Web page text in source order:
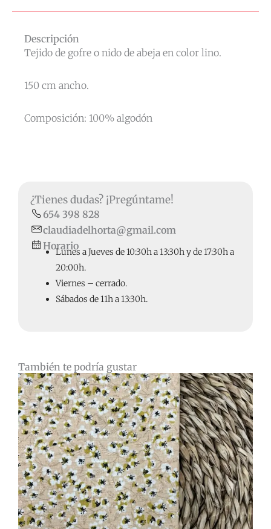
Descripción
Tejido de gofre o nido de abeja en color lino.
150 cm ancho.
Composición: 100% algodón
¿Tienes dudas? ¡Pregúntame!
654 398 828
claudiadelhorta@gmail.com
Horario
Lunes a Jueves de 10:30h a 13:30h y de 17:30h a
20:00h.
Viernes – cerrado.
Sábados de 11h a 13:30h.
También te podría gustar